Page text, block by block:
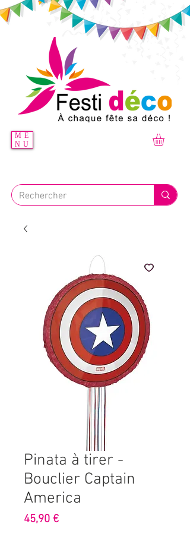
ME
NU
Pinata à tirer -
Bouclier Captain
America
45,90 €Prix